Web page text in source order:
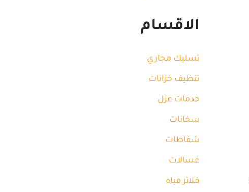
الاقسام
تسليك مجاري
تنظيف خزانات
خدمات عزل
سخانات
شفاطات
غسالات
فلاتر مياه